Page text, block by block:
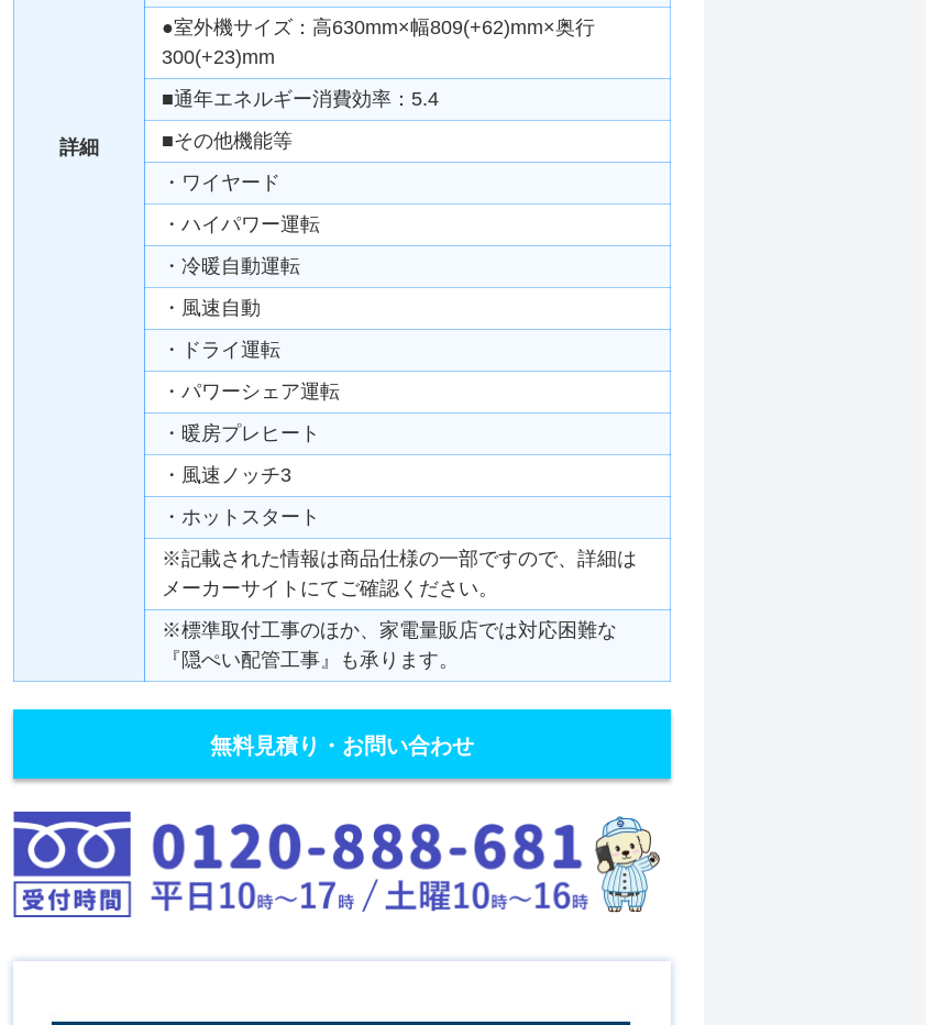
詳細
●室外機サイズ：高630mm×幅809(+62)mm×奥行
300(+23)mm
■通年エネルギー消費効率：5.4
■その他機能等
・ワイヤード
・ハイパワー運転
・冷暖自動運転
・風速自動
・ドライ運転
・パワーシェア運転
・暖房プレヒート
・風速ノッチ3
・ホットスタート
※記載された情報は商品仕様の一部ですので、詳細は
メーカーサイトにてご確認ください。
※標準取付工事のほか、家電量販店では対応困難な
『隠ぺい配管工事』も承ります。
無料見積り・お問い合わせ